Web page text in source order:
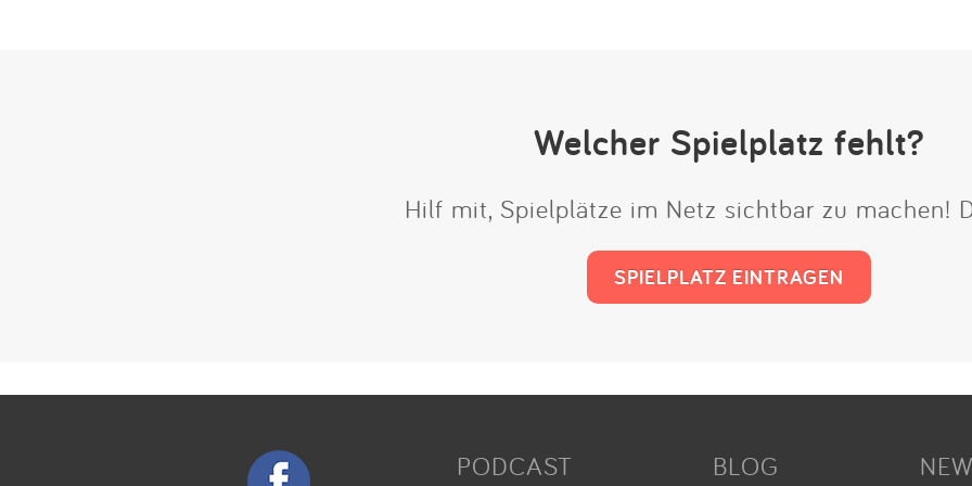
Welcher Spielplatz fehlt?
Hilf mit, Spielplätze im Netz sichtbar zu machen!
SPIELPLATZ EINTRAGEN
PODCAST BLOG